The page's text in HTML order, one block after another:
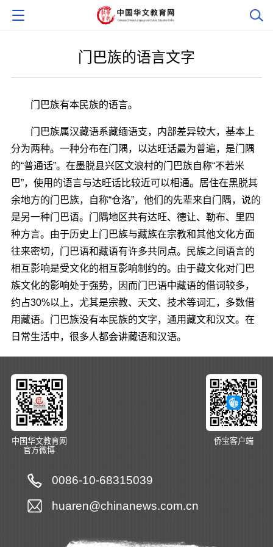
门巴族的语言文字
门巴族有本民族的语言。
门巴族属汉藏语系藏缅语支，内部差异较大，基本上
分为两种。一种分布在门隅，以达旺话最为普遍，是门隅
的“普通话”。在墨脱县兴区文浪村的门巴族自称“不若米
巴”，使用的语言与达旺话比较近可以相通。居住在黑脱其
余地方的门巴族，自称“仓洛”，他们的先辈来自门隅，说的
是另一种门巴语。门隅地区共有达旺、德让、勒布、里四
种方言。由于历史上门巴族与藏族在宗教和其他文化方面
往来密切，门巴语和藏语有许多共同点。民族之间语言的
相互影响是受文化的相互影响制约的。由于藏文化对门巴
族文化的影响处于强势，因而门巴语中藏语的借词较多，
约占30%以上，尤其是宗教、天文、技术等词汇，多数借
用藏语。门巴族没有本民族的文字，通用藏文和汉文。在
日常生活中，很多人都会讲藏语和汉语。
中国华文教育网
官方微博
侨宝客户端
0086-10-68315039
huaren@chinanews.com.cn